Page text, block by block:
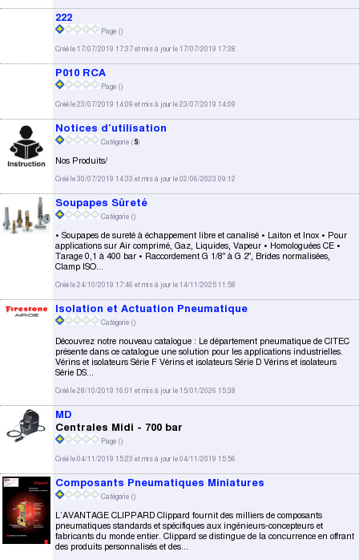
222
Page ()
Créé le 17/07/2019 17:37 et mis à jour le 17/07/2019 17:38
P010 RCA
Page ()
Créé le 23/07/2019 14:09 et mis à jour le 23/07/2019 14:09
Notices d’utilisation
Catégorie (5)
Nos Produits/
Créé le 30/07/2019 14:33 et mis à jour le 02/06/2023 09:12
Soupapes Sûreté
Catégorie ()
• Soupapes de sureté à échappement libre et canalisé • Laiton et Inox • Pour
applications sur Air comprimé, Gaz, Liquides, Vapeur • Homologuées CE •
Tarage 0,1 à 400 bar • Raccordement G 1/8" à G 2", Brides normalisées,
Clamp ISO...
Créé le 24/10/2019 17:46 et mis à jour le 14/11/2025 11:58
Isolation et Actuation Pneumatique
Catégorie ()
Découvrez notre nouveau catalogue : Le département pneumatique de CITEC
présente dans ce catalogue une solution pour les applications industrielles.
Vérins et isolateurs Série F Vérins et isolateurs Série D Vérins et isolateurs
Série DS...
Créé le 28/10/2019 16:01 et mis à jour le 15/01/2026 15:38
MD
Centrales Midi - 700 bar
Page ()
Créé le 04/11/2019 15:23 et mis à jour le 04/11/2019 15:56
Composants Pneumatiques Miniatures
Catégorie ()
L’AVANTAGE CLIPPARD Clippard fournit des milliers de composants
pneumatiques standards et spécifiques aux ingénieurs-concepteurs et
fabricants du monde entier. Clippard se distingue de la concurrence en offrant
des produits personnalisés et des...